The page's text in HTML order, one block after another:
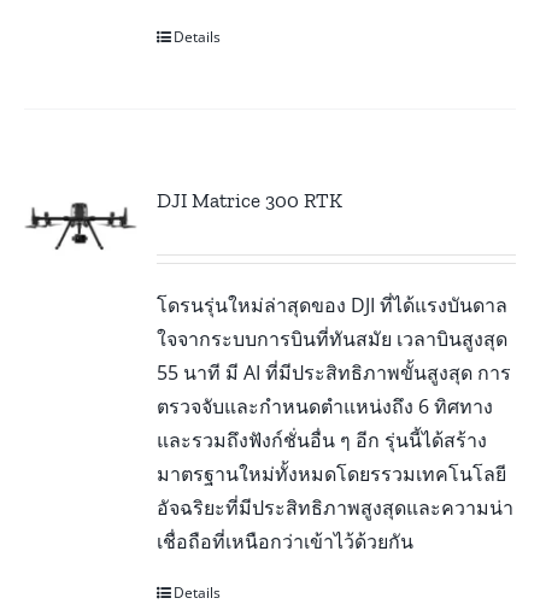
Details
DJI Matrice 300 RTK
โดรนรุ่นใหม่ล่าสุดของ DJI ที่ได้แรงบันดาล
ใจจากระบบการบินที่ทันสมัย เวลาบินสูงสุด
55 นาที มี AI ที่มีประสิทธิภาพขั้นสูงสุด การ
ตรวจจับและกำหนดตำแหน่งถึง 6 ทิศทาง
และรวมถึงฟังก์ชั่นอื่น ๆ อีก รุ่นนี้ได้สร้าง
มาตรฐานใหม่ทั้งหมดโดยรรวมเทคโนโลยี
อัจฉริยะที่มีประสิทธิภาพสูงสุดและความน่า
เชื่อถือที่เหนือกว่าเข้าไว้ด้วยกัน
Details